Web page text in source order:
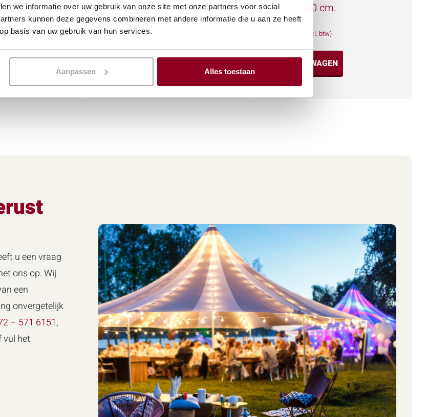
we informatie over uw gebruik van onze site met onze partners voor social
kunnen deze gegevens combineren met andere informatie die u aan ze heeft
basis van uw gebruik van hun services.
Aanpassen Alles toestaan
Terrastafel marmer Ø 80 cm
€8,62 (excl. btw)
Meer info
Tafel Ø 150 cm.
(excl. btw)
IN WINKELWAGEN
Meer info
u een vraag
ons op. Wij
een
onvergetelijk
– 571 6151,
vul het